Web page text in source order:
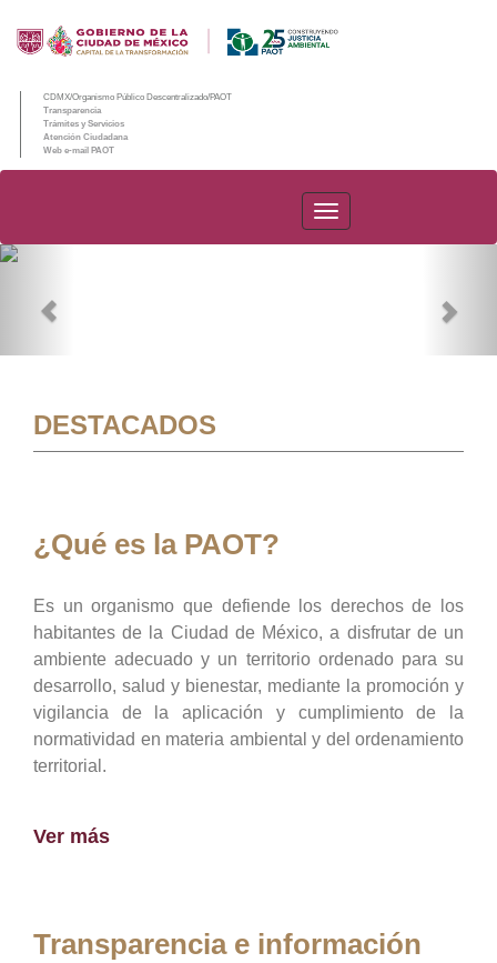
CDMX/Organismo Público Descentralizado/PAOT
Transparencia
Trámites y Servicios
Atención Ciudadana
Web e-mail PAOT
PAOT
DESTACADOS
¿Qué es la PAOT?
Es un organismo que defiende los derechos de los
habitantes de la Ciudad de México, a disfrutar de un
ambiente adecuado y un territorio ordenado para su
desarrollo, salud y bienestar, mediante la promoción y
vigilancia de la aplicación y cumplimiento de la
normatividad en materia ambiental y del ordenamiento
territorial.
Ver más
Transparencia e información